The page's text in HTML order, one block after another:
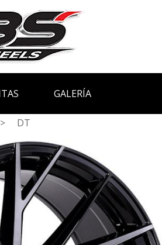
GALERÍA
> DT